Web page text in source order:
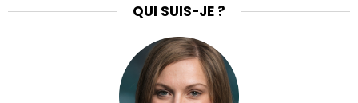
QUI SUIS-JE ?